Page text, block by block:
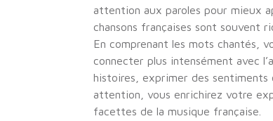
attention aux paroles pour mieux
chansons françaises sont souvent
En comprenant les mots chantés,
connecter plus intensément avec
histoires, exprimer des
attention, vous enrichirez votre
facettes de la musique française.